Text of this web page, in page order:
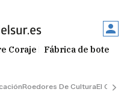
Coraje Fábrica de botellas
Roedores De CulturaEl Censo